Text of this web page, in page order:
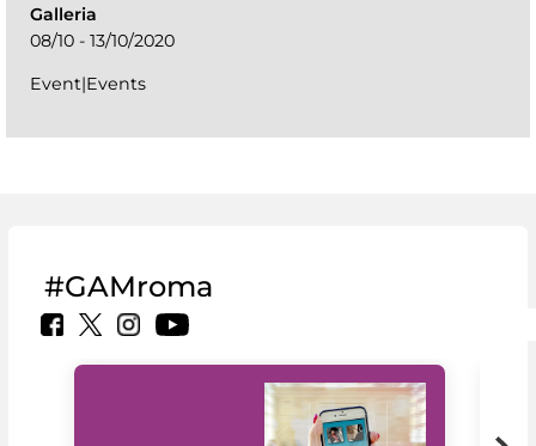
Galleria
08/10 - 13/10/2020
Event|Events
#GAMroma